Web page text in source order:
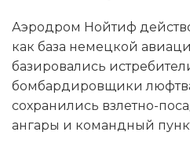
Аэродром Нойтиф
как база немецкой
базировались
бомбардировщики
сохранились взлетно-
ангары и командный